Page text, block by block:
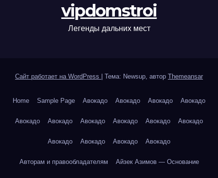
vipdomstroi
Легенды дальних мест
Сайт работает на WordPress Тема: Newsup, автор Themeansar
Home Sample Page Авокадо Авокадо Авокадо Авокадо
Авокадо Авокадо Авокадо Авокадо Авокадо Авокадо
Авокадо Авокадо Авокадо Авокадо
Авторам и правообладателям Айзек Азимов — Основание